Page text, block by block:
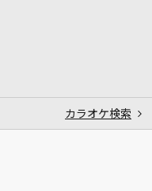
カラオケ検索